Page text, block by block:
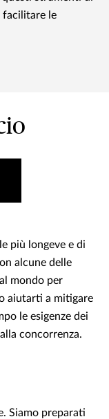
facilitare le
più longeve e di
alcune delle
mondo per
aiutarti a mitigare
le esigenze dei
concorrenza.
Siamo preparati